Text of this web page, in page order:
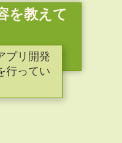
を教えて
プリ開発
行ってい